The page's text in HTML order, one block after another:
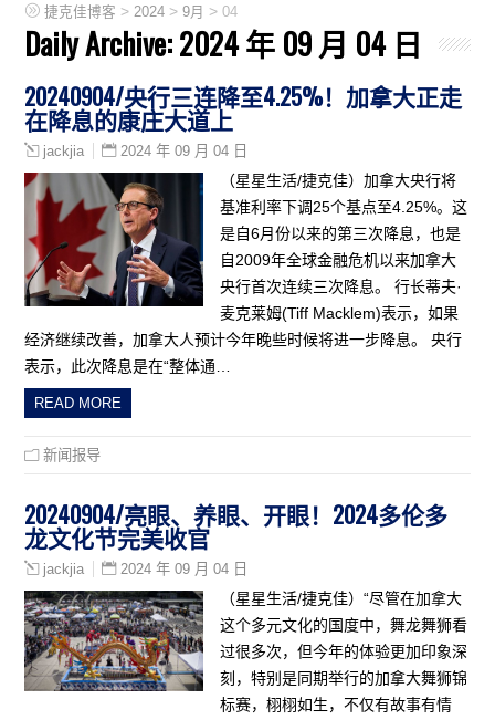
捷克佳博客 > 2024 >9月 >04
Daily Archive:2024 年 09 月 04 日
20240904/央行三连降至4.25%！加拿大正走
在降息的康庄大道上
jackjia 2024 年 09 月 04 日
（星星生活/捷克佳）加拿大央行将
基准利率下调25个基点至4.25%。这
是自6月份以来的第三次降息，也是
自2009年全球金融危机以来加拿大
央行首次连续三次降息。 行长蒂夫·
麦克莱姆(Tiff Macklem)表示，如果
经济继续改善，加拿大人预计今年晚些时候将进一步降息。 央行
表示，此次降息是在“整体通…
READ MORE
新闻报导
20240904/亮眼、养眼、开眼！2024多伦多
龙文化节完美收官
jackjia 2024 年 09 月 04 日
（星星生活/捷克佳）“尽管在加拿大
这个多元文化的国度中，舞龙舞狮看
过很多次，但今年的体验更加印象深
刻，特别是同期举行的加拿大舞狮锦
标赛，栩栩如生，不仅有故事有情